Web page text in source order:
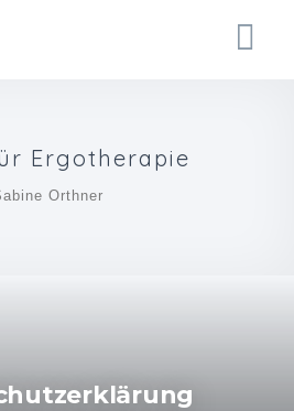
Ergotherapie
Orthner